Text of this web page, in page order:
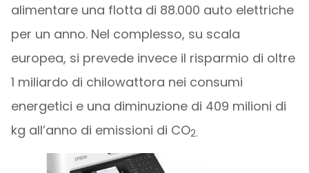
alimentare una flotta di 88.000 auto elettriche
per un anno. Nel complesso, su scala
europea, si prevede invece il risparmio di oltre
1 miliardo di chilowattora nei consumi
energetici e una diminuzione di 409 milioni di
kg all’anno di emissioni di CO2.